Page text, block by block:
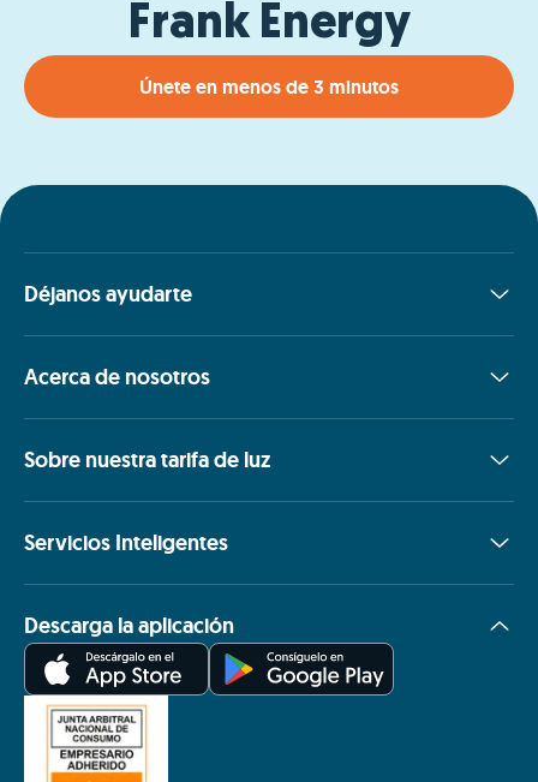
Frank Energy
Únete en menos de 3 minutos
Déjanos ayudarte
Acerca de nosotros
Sobre nuestra tarifa de luz
Servicios Inteligentes
Descarga la aplicación